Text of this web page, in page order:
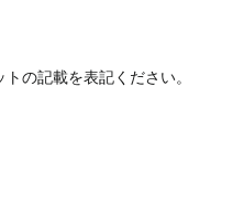
の記載を表記ください。